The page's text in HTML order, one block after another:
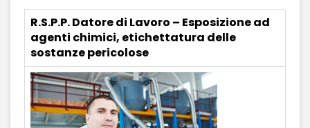
R.S.P.P. Datore di Lavoro – Esposizione ad
agenti chimici, etichettatura delle
sostanze pericolose